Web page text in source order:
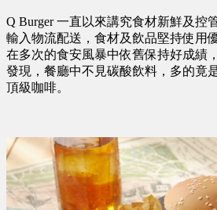
Q Burger 一直以來講究食材新鮮及控
輸入物流配送，食材及飲品堅持使用
在多次的食安風暴中依舊保持好成績
發現，餐廳中不見碳酸飲料，多的竟
頂級咖啡。